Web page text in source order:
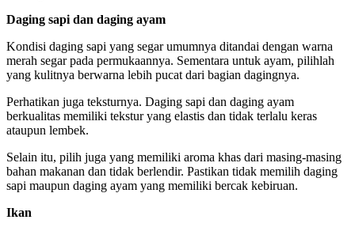
Daging sapi dan daging ayam
Kondisi daging sapi yang segar umumnya ditandai dengan warna
merah segar pada permukaannya. Sementara untuk ayam, pilihlah
yang kulitnya berwarna lebih pucat dari bagian dagingnya.
Perhatikan juga teksturnya. Daging sapi dan daging ayam
berkualitas memiliki tekstur yang elastis dan tidak terlalu keras
ataupun lembek.
Selain itu, pilih juga yang memiliki aroma khas dari masing-masing
bahan makanan dan tidak berlendir. Pastikan tidak memilih daging
sapi maupun daging ayam yang memiliki bercak kebiruan.
Ikan